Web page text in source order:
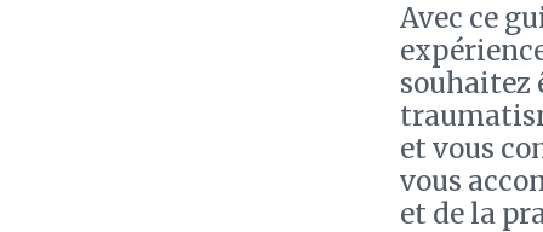
Avec ce
souhaitez
et vous
vous
et de la